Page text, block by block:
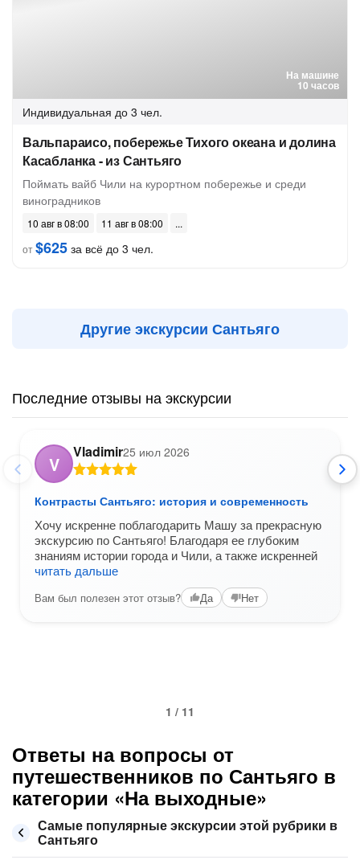
На машине
10 часов
Индивидуальная до 3 чел.
Вальпараисо, побережье Тихого океана и долина
Касабланка - из Сантьяго
Поймать вайб Чили на курортном побережье и среди
виноградников
10 авг в 08:00
11 авг в 08:00
от$625 за всё до 3 чел.
Другие экскурсии Сантьяго
Последние отзывы на экскурсии
V
Vladimir25 июл 2026
Контрасты Сантьяго: история и современность
Хочу искренне поблагодарить Машу за прекрасную
экскурсию по Сантьяго! Благодаря ее глубоким
знаниям истории города и Чили, а также искренней
читать дальше
Вам был полезен этот отзыв? Да Нет
1 / 11
Ответы на вопросы от
путешественников по Сантьяго в
категории «На выходные»
Самые популярные экскурсии этой рубрики в
Сантьяго